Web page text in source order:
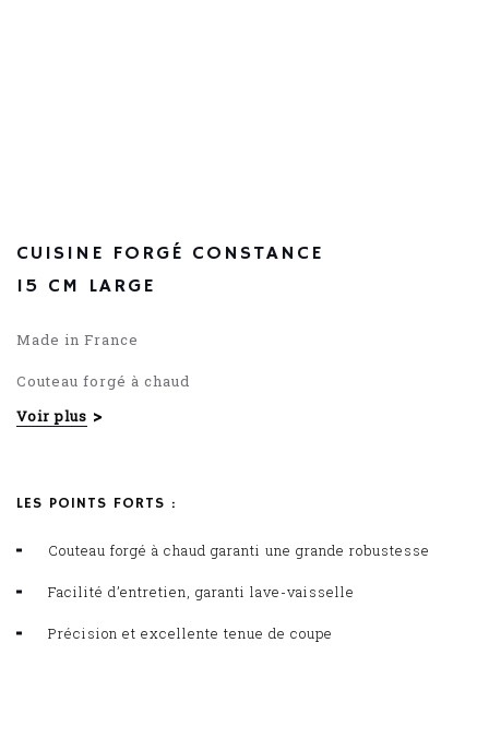
CUISINE FORGÉ CONSTANCE
15 CM LARGE
Made in France
Couteau forgé à chaud
Manche POM
Voir plus
LES POINTS FORTS :
Couteau forgé à chaud garanti une grande robustesse
Facilité d’entretien, garanti lave-vaisselle
Précision et excellente tenue de coupe